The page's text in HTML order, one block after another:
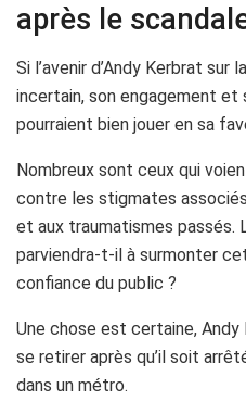
après le
Si l’avenir d’Andy Kerbrat
incertain, son engagement
pourraient bien jouer en sa
Nombreux sont ceux qui
contre les stigmates
et aux traumatismes passés.
parviendra-t-il à surmonter
confiance du public ?
Une chose est certaine, Andy
se retirer après qu’il soit
dans un métro.